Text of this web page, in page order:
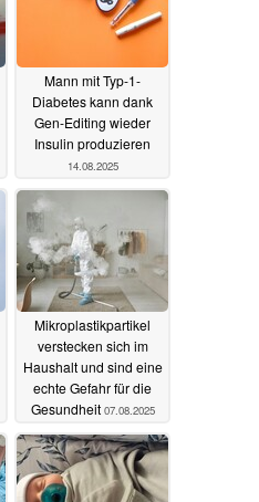
Mann mit Typ-1-
Diabetes kann dank
Gen-Editing wieder
Insulin produzieren
14.08.2025
Mikroplastikpartikel
verstecken sich im
Haushalt und sind eine
echte Gefahr für die
Gesundheit 07.08.2025